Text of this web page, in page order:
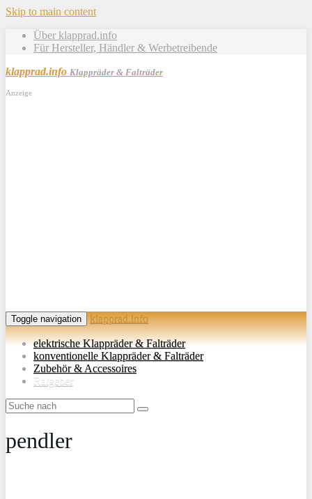
Skip to main content
Über klapprad.info
Für Hersteller, Händler & Werbetreibende
klapprad.info Klappräder & Falträder
Anzeige
Toggle navigation klapprad.info
elektrische Klappräder & Falträder
konventionelle Klappräder & Falträder
Zubehör & Accessoires
Ratgeber
pendler